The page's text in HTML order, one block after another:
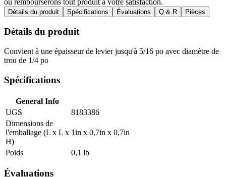
Détails du produit Spécifications Évaluations Q & R Pièces
Détails du produit
Convient à une épaisseur de levier jusqu'à 5/16 po avec diamètre de
trou de 1/4 po
Spécifications
General Info
UGS
8183386
Dimensions de
l'emballage (L x L x
H)
1in x 0,7in x 0,7in
Poids 0,1 lb
Évaluations